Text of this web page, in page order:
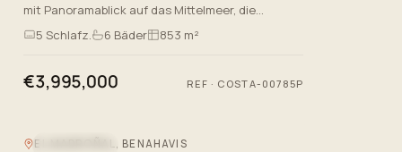
mit Panoramablick auf das Mittelmeer, die
umliegenden Berge und den sorgfältig gepflegten
Golfplatz. Mit seine…
5 Schlafz. 6 Bäder 853 m²
€3,995,000 REF · COSTA-00785P
EL MADROÑAL, BENAHAVIS